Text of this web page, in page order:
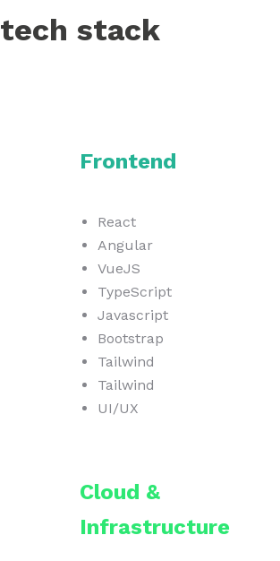
tech stack
Frontend
React
Angular
VueJS
TypeScript
Javascript
Bootstrap
Tailwind
Tailwind
UI/UX
Cloud &
Infrastructure